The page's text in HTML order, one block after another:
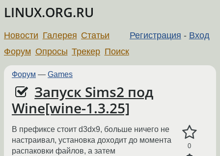
LINUX.ORG.RU
Регистрация - Вход
Новости Галерея Статьи
Форум Опросы Трекер Поиск
Форум — Games
Запуск Sims2 под
Wine[wine-1.3.25]
0
В префиксе стоит d3dx9, больше ничего не
настраивал, установка доходит до момента
распаковки файлов, а затем